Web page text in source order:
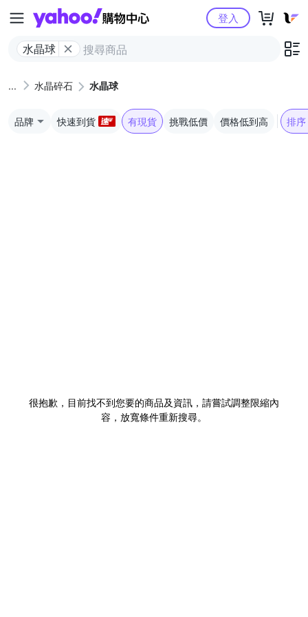
Yahoo購物中心
水晶球
登入
水晶碎石 水晶球
品牌 快速到貨 有現貨 挑戰低價 價格低到高 排序
很抱歉，目前找不到您要的商品及資訊，請嘗試調整限縮內
容，放寬條件重新搜尋。